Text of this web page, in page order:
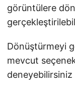
görüntülere
Dönüştürmeyi
mevcut
deneyebilirsiniz